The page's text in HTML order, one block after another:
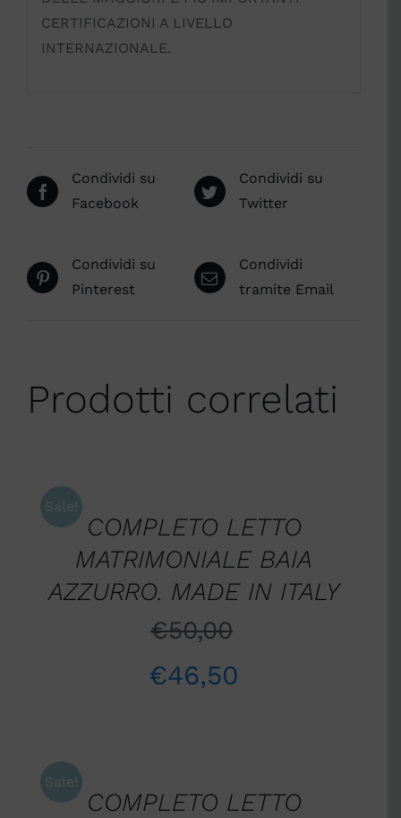
CERTIFICAZIONI A LIVELLO
INTERNAZIONALE.
Condividi su
Facebook
Condividi su
Twitter
Condividi su
Pinterest
Condividi
tramite Email
Prodotti correlati
Sale!
CARRELLO
/
DETTAGLI COMPLETO LETTO
MATRIMONIALE BAIA
AZZURRO. MADE IN ITALY
€50,00
€46,50
Sale!
CARRELLO
/
DETTAGLI COMPLETO LETTO